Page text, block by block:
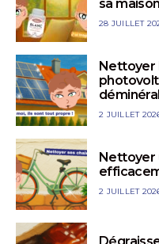
sa
28 JUILLET
Nettoyer
2 JUILLET
Nettoyer
2 JUILLET